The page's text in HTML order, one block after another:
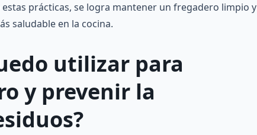
prácticas, se logra mantener un fregadero limpio y
saludable en la cocina.
utilizar para
y prevenir la